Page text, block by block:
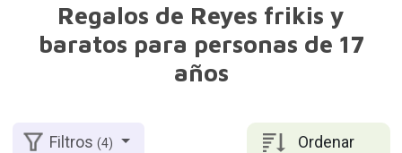
Regalos de Reyes frikis y
baratos para personas de 17
años
Ordenar
Filtros(4)